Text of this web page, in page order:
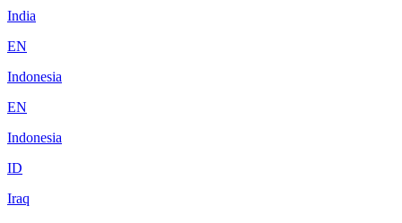
India
EN
Indonesia
EN
Indonesia
ID
Iraq